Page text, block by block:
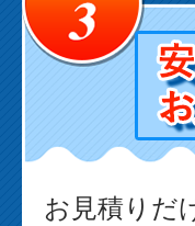
お見積りだ